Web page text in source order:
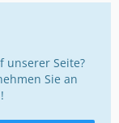
unserer Seite?
Sie an